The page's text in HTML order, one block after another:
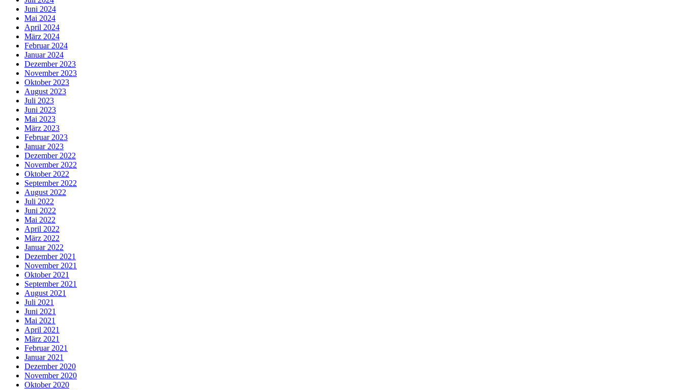
Juni 2024
Mai 2024
April 2024
März 2024
Februar 2024
Januar 2024
Dezember 2023
November 2023
Oktober 2023
August 2023
Juli 2023
Juni 2023
Mai 2023
März 2023
Februar 2023
Januar 2023
Dezember 2022
November 2022
Oktober 2022
September 2022
August 2022
Juli 2022
Juni 2022
Mai 2022
April 2022
März 2022
Januar 2022
Dezember 2021
November 2021
Oktober 2021
September 2021
August 2021
Juli 2021
Juni 2021
Mai 2021
April 2021
März 2021
Februar 2021
Januar 2021
Dezember 2020
November 2020
Oktober 2020